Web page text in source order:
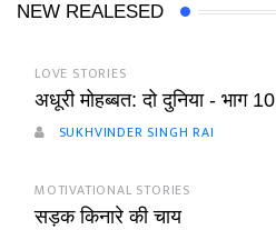
NEW REALESED
LOVE STORIES
अधूरी मोहब्बत: दो दुनिया - भाग 10
SUKHVINDER SINGH RAI
MOTIVATIONAL STORIES
सड़क किनारे की चाय